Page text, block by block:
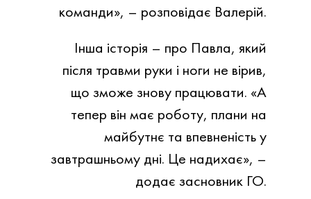
команди», – розповідає Валерій.
Інша історія – про Павла, який
після травми руки і ноги не вірив,
що зможе знову працювати. «А
тепер він має роботу, плани на
майбутнє та впевненість у
завтрашньому дні. Це надихає», –
додає засновник ГО.